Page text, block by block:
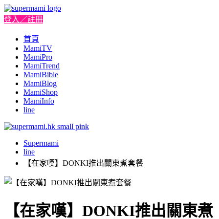
登入／註冊
首頁
MamiTV
MamiPro
MamiTrend
MamiBible
MamiBlog
MamiShop
MamiInfo
line
Supermami
line
【在家嘆】DONKI推出關東煮套餐
【在家嘆】DONKI推出關東煮